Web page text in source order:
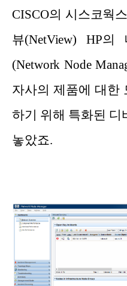
CISCO의 시스코웍
뷰(NetView) HP의
(Network Node
자사의 제품에 대한
하기 위해 특화된 디
놓았죠.